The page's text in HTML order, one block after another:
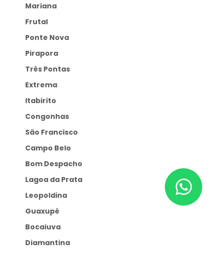
Mariana
Frutal
Ponte Nova
Pirapora
Três Pontas
Extrema
Itabirito
Congonhas
São Francisco
Campo Belo
Bom Despacho
Lagoa da Prata
Leopoldina
Guaxupé
Bocaiuva
Diamantina